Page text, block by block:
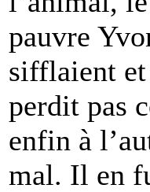
pauvre
sifflaient et
perdit pas
enfin à
mal. Il en